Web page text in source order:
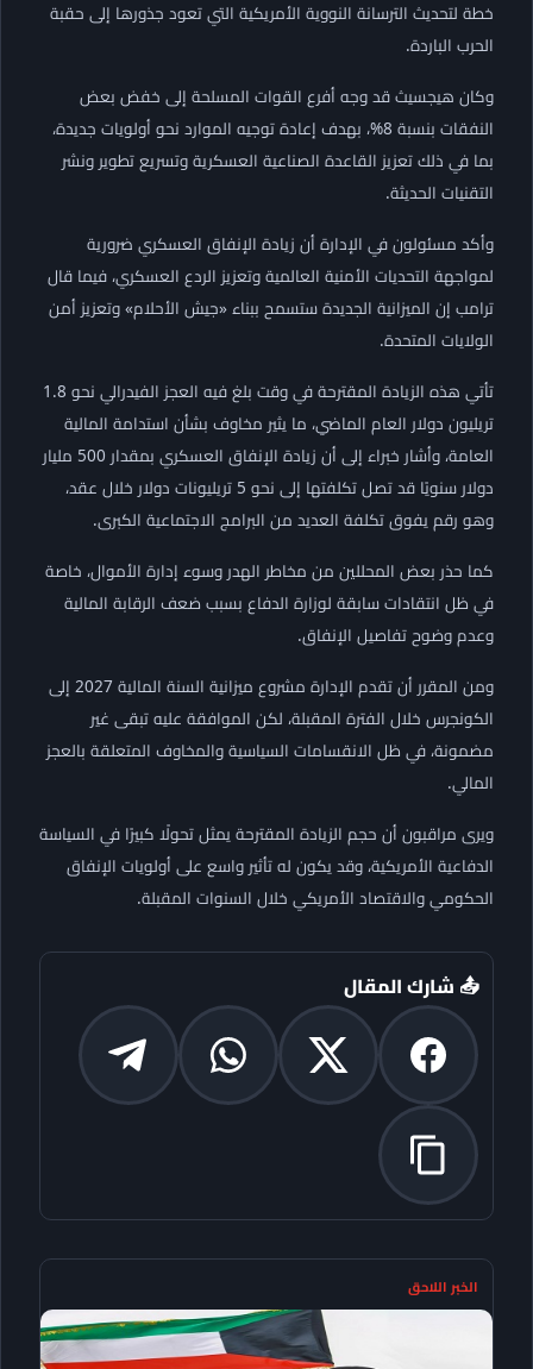
خطة لتحديث الترسانة النووية الأمريكية التي تعود جذورها إلى حقبة
الحرب الباردة.
وكان هيجسيث قد وجه أفرع القوات المسلحة إلى خفض بعض
النفقات بنسبة 8%، بهدف إعادة توجيه الموارد نحو أولويات جديدة،
بما في ذلك تعزيز القاعدة الصناعية العسكرية وتسريع تطوير ونشر
التقنيات الحديثة.
وأكد مسئولون في الإدارة أن زيادة الإنفاق العسكري ضرورية
لمواجهة التحديات الأمنية العالمية وتعزيز الردع العسكري، فيما قال
ترامب إن الميزانية الجديدة ستسمح ببناء «جيش الأحلام» وتعزيز أمن
الولايات المتحدة.
تأتي هذه الزيادة المقترحة في وقت بلغ فيه العجز الفيدرالي نحو 1.8
تريليون دولار العام الماضي، ما يثير مخاوف بشأن استدامة المالية
العامة، وأشار خبراء إلى أن زيادة الإنفاق العسكري بمقدار 500 مليار
دولار سنويًا قد تصل تكلفتها إلى نحو 5 تريليونات دولار خلال عقد،
وهو رقم يفوق تكلفة العديد من البرامج الاجتماعية الكبرى.
كما حذر بعض المحللين من مخاطر الهدر وسوء إدارة الأموال، خاصة
في ظل انتقادات سابقة لوزارة الدفاع بسبب ضعف الرقابة المالية
وعدم وضوح تفاصيل الإنفاق.
ومن المقرر أن تقدم الإدارة مشروع ميزانية السنة المالية 2027 إلى
الكونجرس خلال الفترة المقبلة، لكن الموافقة عليه تبقى غير
مضمونة، في ظل الانقسامات السياسية والمخاوف المتعلقة بالعجز
المالي.
ويرى مراقبون أن حجم الزيادة المقترحة يمثل تحولًا كبيرًا في السياسة
الدفاعية الأمريكية، وقد يكون له تأثير واسع على أولويات الإنفاق
الحكومي والاقتصاد الأمريكي خلال السنوات المقبلة.
📤 شارك المقال
الخبر اللاحق